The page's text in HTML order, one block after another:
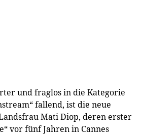
und fraglos in die Kategorie
fallend, ist die neue
Mati Diop, deren erster
vor fünf Jahren in Cannes